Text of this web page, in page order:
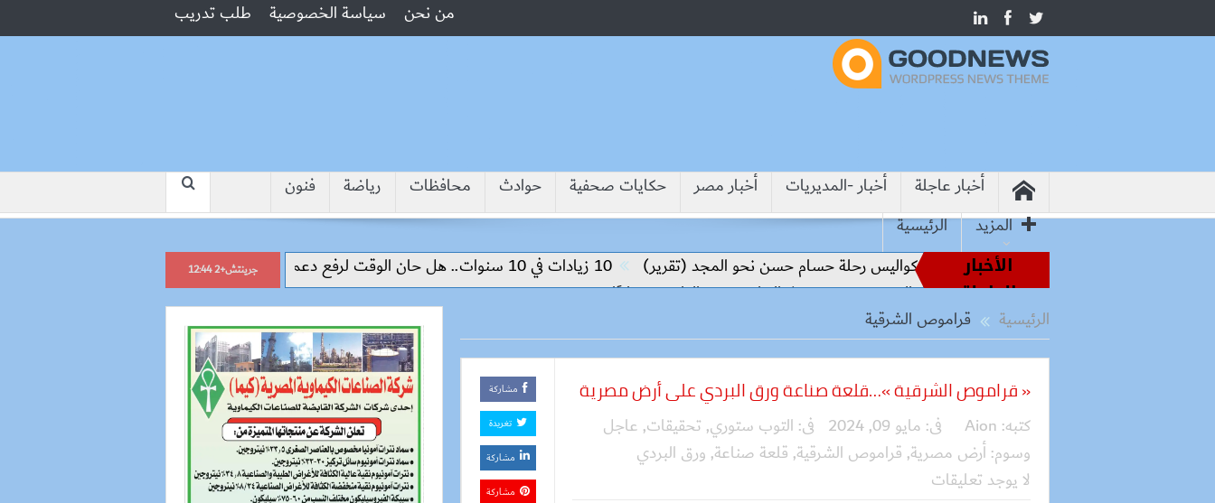
من نحن سياسة الخصوصية طلب تدريب
أخبار عاجلة أخبار -المديريات أخبار مصر حكايات صحفية حوادث محافظات رياضة
فنون
المزيد
الرئيسية
الأخبار
العاجلة
من أساطير الملاعب إلى قيادة الفراعنة.. كواليس رحلة حسام حسن نحو المجد (تقرير) 10 زيادات في 10 سنوات.. هل حان الوقت لرفع دعم البنزين نهائيا؟
“جبروت امرأة”.. مارست الرذيلة
رسميًا.. الأعلى للإعلام يعيد فقرة التحليل التحكيمي ويمدد بث البرامج حتى الواحدة صباحًا
جرينتش+2 12:44
الرئيسية قراموص الشرقية
« قراموص الشرقية »…قلعة صناعة ورق البردي على أرض مصرية
كتبه: Aion فى: مايو 09, 2024 فى: التوب ستوري, تحقيقات, عاجل
وسوم:أرض مصرية, قراموص الشرقية, قلعة صناعة, ورق البردي
لا يوجد تعليقات
مشاركة
تغريدة
مشاركة
مشاركة